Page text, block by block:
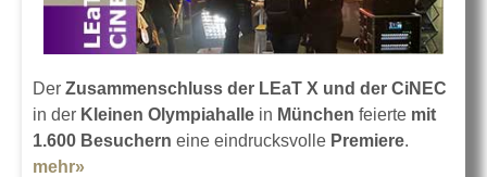
Der Zusammenschluss der LEaT X und der CiNEC
in der Kleinen Olympiahalle in München feierte mit
1.600 Besuchern eine eindrucksvolle Premiere.
mehr»